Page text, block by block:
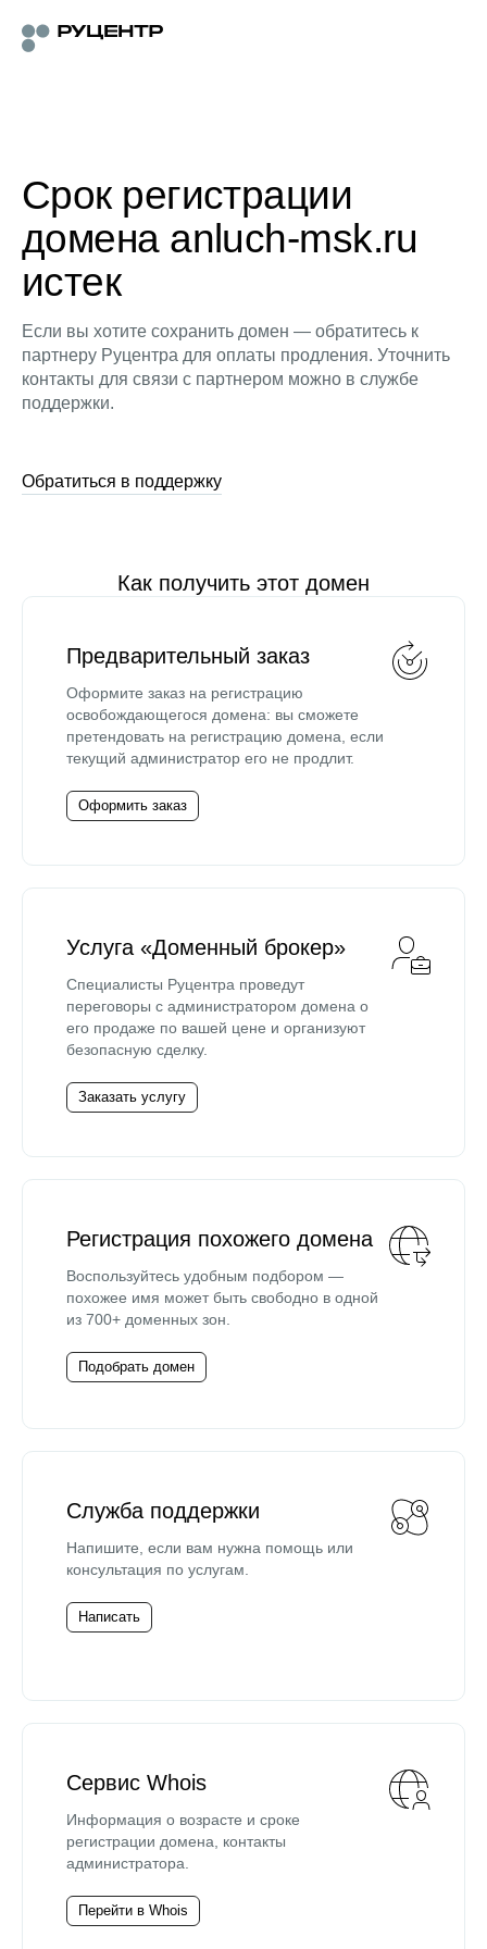
Срок регистрации
домена anluch-msk.ru
истек
Если вы хотите сохранить домен — обратитесь к
партнеру Руцентра для оплаты продления. Уточнить
контакты для связи с партнером можно в службе
поддержки.
Обратиться в поддержку
Как получить этот домен
Предварительный заказ
Оформите заказ на регистрацию
освобождающегося домена: вы сможете
претендовать на регистрацию домена, если
текущий администратор его не продлит.
Оформить заказ
Услуга «Доменный брокер»
Специалисты Руцентра проведут
переговоры с администратором домена о
его продаже по вашей цене и организуют
безопасную сделку.
Заказать услугу
Регистрация похожего домена
Воспользуйтесь удобным подбором —
похожее имя может быть свободно в одной
из 700+ доменных зон.
Подобрать домен
Служба поддержки
Напишите, если вам нужна помощь или
консультация по услугам.
Написать
Сервис Whois
Информация о возрасте и сроке
регистрации домена, контакты
администратора.
Перейти в Whois